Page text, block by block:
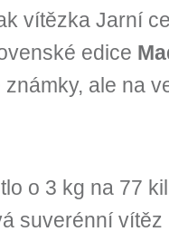
vítězka Jarní
edice
ale na
o 3 kg na 77
suverénní